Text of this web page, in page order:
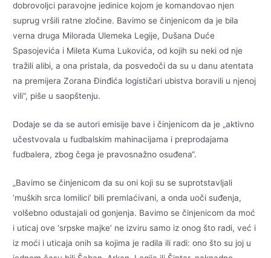
dobrovoljci paravojne jedinice kojom je komandovao njen
suprug vršili ratne zločine. Bavimo se činjenicom da je bila
verna druga Milorada Ulemeka Legije, Dušana Duće
Spasojevića i Mileta Kuma Lukovića, od kojih su neki od nje
tražili alibi, a ona pristala, da posvedoči da su u danu atentata
na premijera Zorana Đinđića logističari ubistva boravili u njenoj
vili“, piše u saopštenju.
Dodaje se da se autori emisije bave i činjenicom da je „aktivno
učestvovala u fudbalskim mahinacijama i preprodajama
fudbalera, zbog čega je pravosnažno osuđena“.
„Bavimo se činjenicom da su oni koji su se suprotstavljali
‘muških srca lomilici’ bili premlaćivani, a onda uoči suđenja,
volšebno odustajali od gonjenja. Bavimo se činjenicom da moć
i uticaj ove ‘srpske majke’ ne izviru samo iz onog što radi, već i
iz moći i uticaja onih sa kojima je radila ili radi: ono što su joj u